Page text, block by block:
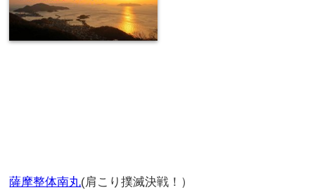
薩摩整体南丸(肩こり撲滅決戦！）